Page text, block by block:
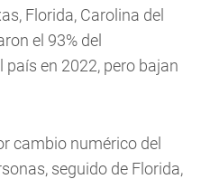
Florida, Carolina del
el 93% del
en 2022, pero bajan
cambio numérico del
seguido de Florida,